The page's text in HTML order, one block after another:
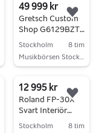
Lägg till i favoriter.
49 999 kr
Gretsch Custom
Shop G6129BZT
Billy Zoom
(Begagnad)
Stockholm
8 tim
Musikbörsen Stockholm
Lägg till i favoriter.
12 995 kr
Roland FP-30X
Svart Interiör
Krakki Pianopaket
Stockholm
8 tim